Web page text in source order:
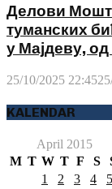
Делови
туманских
у Мајдеву,
25/10/2025 22:45
KALENDAR
April 2015
M T W T F S
1
2 3 4
5